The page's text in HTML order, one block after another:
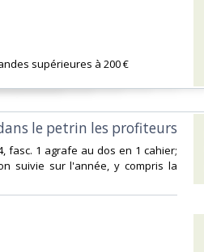
supérieures à 200 €‎
le petrin les profiteurs‎
fasc. 1 agrafe au dos en 1 cahier;
suivie sur l'année, y compris la